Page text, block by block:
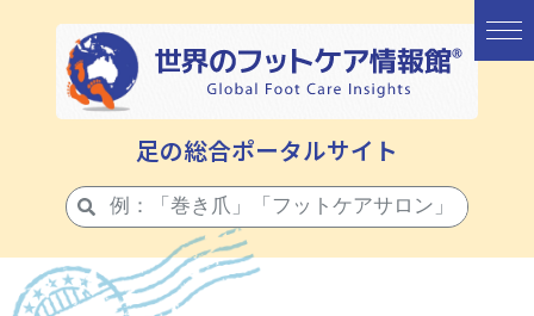
足の総合ポータルサイト